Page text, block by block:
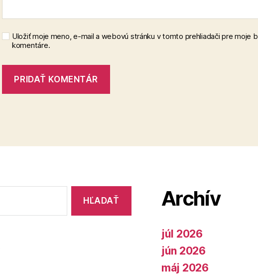
Uložiť moje meno, e-mail a webovú stránku v tomto prehliadači pre moje
komentáre.
Archív
júl 2026
jún 2026
máj 2026